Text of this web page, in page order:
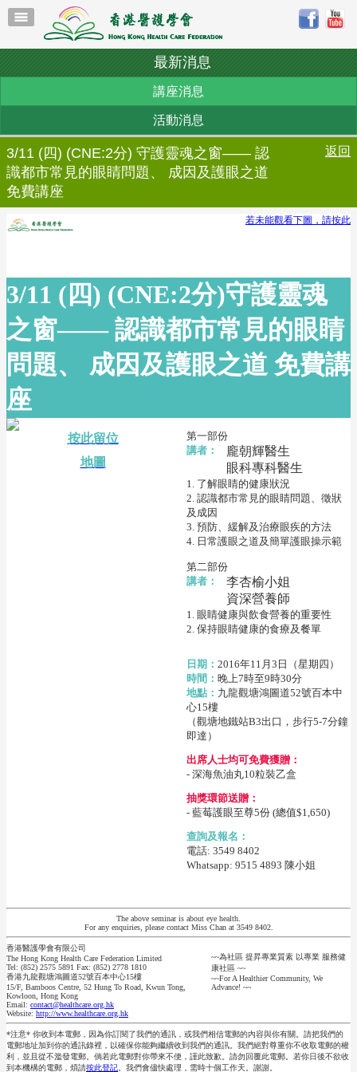
最新消息
講座消息
活動消息
3/11 (四) (CNE:2分) 守護靈魂之窗—— 認
識都市常見的眼睛問題、 成因及護眼之道
免費講座
返回
若未能觀看下圖，請按此
3/11 (四) (CNE:2分)守護靈魂
之窗—— 認識都市常見的眼睛
問題、 成因及護眼之道 免費講
座
按此留位
地圖
第一部份
講者：
龐朝輝醫生
眼科專科醫生
1. 了解眼睛的健康狀況
2. 認識都市常見的眼睛問題、徵狀
及成因
3. 預防、緩解及治療眼疾的方法
4. 日常護眼之道及簡單護眼操示範
第二部份
講者：
李杏榆小姐
資深營養師
1. 眼睛健康與飲食營養的重要性
2. 保持眼睛健康的食療及餐單
日期： 2016年11月3日（星期四）
時間： 晚上7時至9時30分
地點： 九龍觀塘鴻圖道52號百本中
心15樓
（觀塘地鐵站B3出口，步行5-7分鐘
即達）
出席人士均可免費獲贈：
- 深海魚油丸10粒裝乙盒
抽獎環節送贈：
- 藍莓護眼至尊5份 (總值$1,650)
查詢及報名：
電話: 3549 8402
Whatsapp: 9515 4893 陳小姐
The above seminar is about eye health.
For any enquiries, please contact Miss Chan at 3549 8402.
香港醫護學會有限公司
The Hong Kong Health Care Federation Limited
Tel: (852) 2575 5891 Fax: (852) 2778 1810
香港九龍觀塘鴻圖道52號百本中心15樓
15/F, Bamboos Centre, 52 Hung To Road, Kwun Tong,
Kowloon, Hong Kong
Email: contact@healthcare.org.hk
Website: http://www.healthcare.org.hk
~~為社區 提昇專業質素 以專業 服務健
康社區 ~~
~~For A Healthier Community, We
Advance! ~~
*注意* 你收到本電郵，因為你訂閱了我們的通訊，或我們相信電郵的內容與你有關。請把我們的
電郵地址加到你的通訊錄裡，以確保你能夠繼續收到我們的通訊。我們絕對尊重你不收取電郵的權
利，並且從不濫發電郵。倘若此電郵對你帶來不便，謹此致歉。請勿回覆此電郵。若你日後不欲收
到本機構的電郵，煩請按此登記 。我們會儘快處理，需時十個工作天。謝謝。